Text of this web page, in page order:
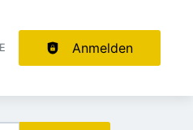
Anmelden